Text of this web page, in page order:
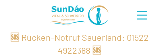
🆘 Rücken-Notruf Sauerland: 01522
4922388 🆘